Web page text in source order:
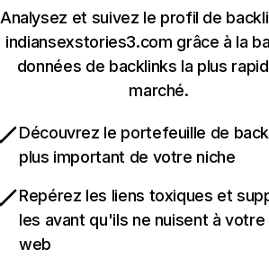
Analysez et suivez le profil de
indiansexstories3.com grâce à la
données de backlinks la plus
marché.
Découvrez le portefeuille de
plus important de votre niche
Repérez les liens toxiques et
les avant qu'ils ne nuisent à
web